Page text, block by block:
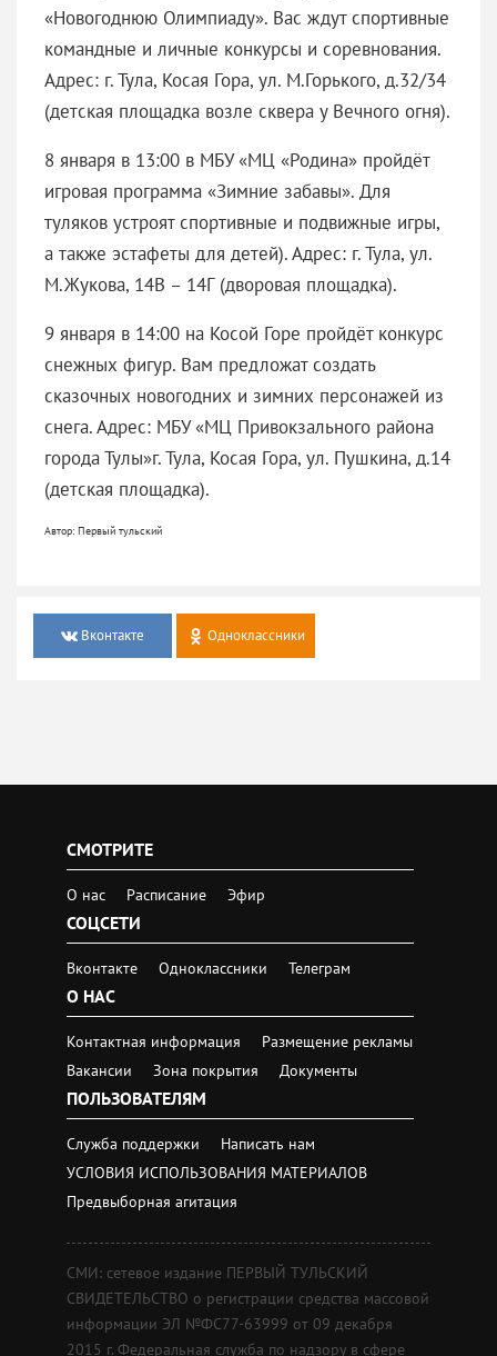
«Новогоднюю Олимпиаду». Вас ждут спортивные
командные и личные конкурсы и соревнования.
Адрес: г. Тула, Косая Гора, ул. М.Горького, д.32/34
(детская площадка возле сквера у Вечного огня).
8 января в 13:00 в МБУ «МЦ «Родина» пройдёт
игровая программа «Зимние забавы». Для
туляков устроят спортивные и подвижные игры,
а также эстафеты для детей). Адрес: г. Тула, ул.
М.Жукова, 14В – 14Г (дворовая площадка).
9 января в 14:00 на Косой Горе пройдёт конкурс
снежных фигур. Вам предложат создать
сказочных новогодних и зимних персонажей из
снега. Адрес: МБУ «МЦ Привокзального района
города Тулы»г. Тула, Косая Гора, ул. Пушкина, д.14
(детская площадка).
Автор: Первый тульский
Вконтакте Одноклассники
СМОТРИТЕ
О нас Расписание Эфир
СОЦСЕТИ
Вконтакте Одноклассники Телеграм
О НАС
Контактная информация
Размещение рекламы
Вакансии
Зона покрытия Документы
ПОЛЬЗОВАТЕЛЯМ
Служба поддержки
Написать нам
УСЛОВИЯ ИСПОЛЬЗОВАНИЯ МАТЕРИАЛОВ
Предвыборная агитация
СМИ: сетевое издание ПЕРВЫЙ ТУЛЬСКИЙ
СВИДЕТЕЛЬСТВО о регистрации средства массовой
информации ЭЛ №ФС77-63999 от 09 декабря
2015 г. Федеральная служба по надзору в сфере